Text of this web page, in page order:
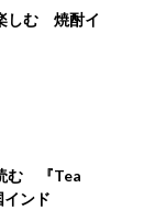
しむ 焼酎イ
む 『Tea
ンド